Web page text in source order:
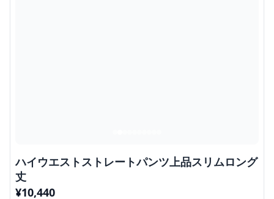
ハイウエストストレートパンツ上品スリムロング
丈
¥10,440